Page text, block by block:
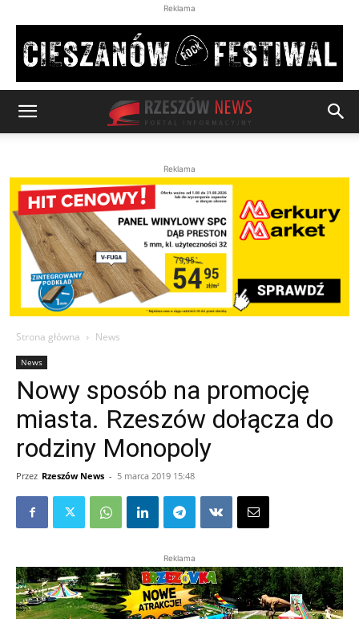
Reklama
Reklama
Strona główna News
News
Nowy sposób na promocję
miasta. Rzeszów dołącza do
rodziny Monopoly
Przez Rzeszów News - 5 marca 2019 15:48
Reklama